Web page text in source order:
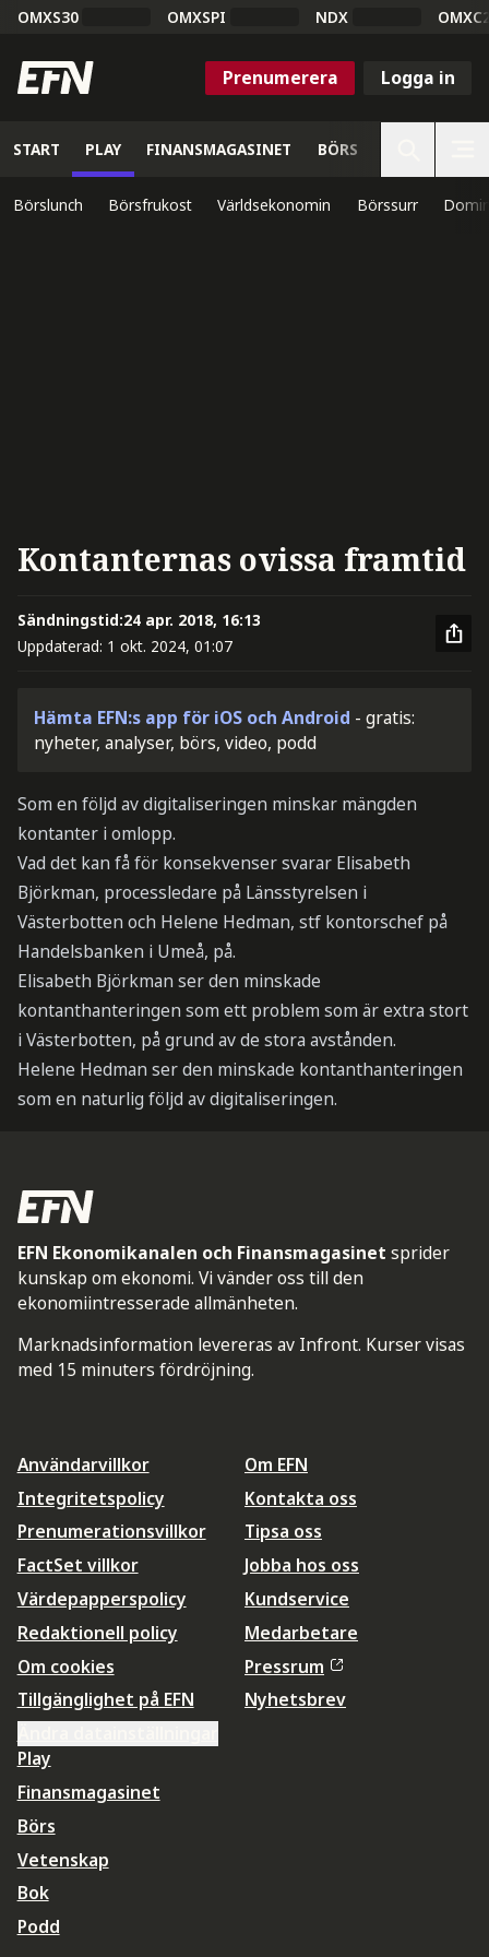
OMXS30 OMXSPI NDX
Prenumerera Logga in
START PLAY FINANSMAGASINET BÖRS
Börslunch Börsfrukost Världsekonomin Börssurr
Kontanternas ovissa framtid
Sändningstid:24 apr. 2018, 16:13
Uppdaterad: 1 okt. 2024, 01:07
Hämta EFN:s app för iOS och Android - gratis:
nyheter, analyser, börs, video, podd
Som en följd av digitaliseringen minskar mängden
kontanter i omlopp.
Vad det kan få för konsekvenser svarar Elisabeth
Björkman, processledare på Länsstyrelsen i
Västerbotten och Helene Hedman, stf kontorschef på
Handelsbanken i Umeå, på.
Elisabeth Björkman ser den minskade
kontanthanteringen som ett problem som är extra stort
i Västerbotten, på grund av de stora avstånden.
Helene Hedman ser den minskade kontanthanteringen
som en naturlig följd av digitaliseringen.
EFN Ekonomikanalen och Finansmagasinet sprider
kunskap om ekonomi. Vi vänder oss till den
ekonomiintresserade allmänheten.
Marknadsinformation levereras av Infront. Kurser visas
med 15 minuters fördröjning.
Användarvillkor
Integritetspolicy
Prenumerationsvillkor
FactSet villkor
Värdepapperspolicy
Redaktionell policy
Om cookies
Tillgänglighet på EFN
Om EFN
Kontakta oss
Tipsa oss
Jobba hos oss
Kundservice
Medarbetare
Pressrum
Nyhetsbrev
Play
Finansmagasinet
Börs
Vetenskap
Bok
Podd